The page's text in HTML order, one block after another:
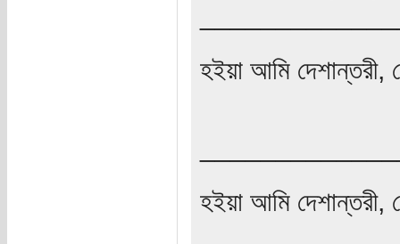
হইয়া আমি দেশান্তরী,
হইয়া আমি দেশান্তরী,